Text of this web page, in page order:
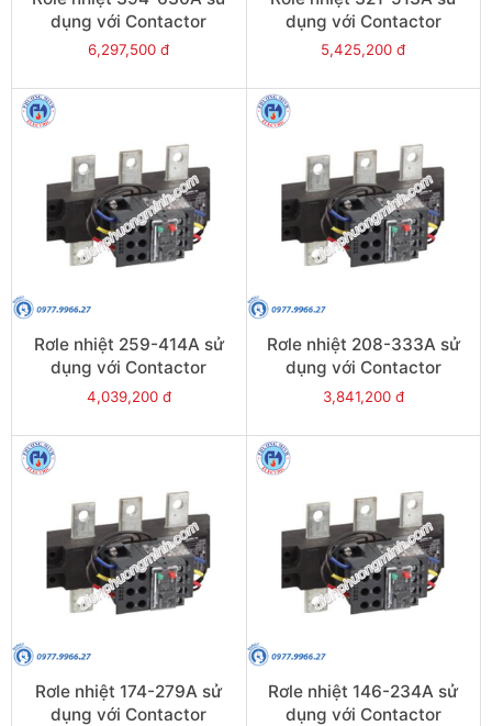
dụng với Contactor
LC1E630 - Model LRE489
6,297,500 đ
dụng với Contactor
LC1E500 - Model LRE488
5,425,200 đ
Rơle nhiệt 259-414A sử
dụng với Contactor
LC1E300-E400 - Model
4,039,200 đ
Rơle nhiệt 208-333A sử
dụng với Contactor
LC1E250-E400 - Model
3,841,200 đ
Rơle nhiệt 174-279A sử
dụng với Contactor
Rơle nhiệt 146-234A sử
dụng với Contactor